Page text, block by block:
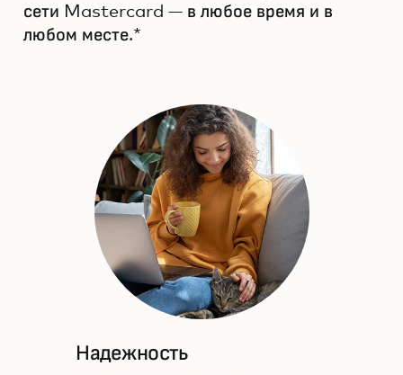
сети Mastercard — в любое время и в
любом месте.*
Надежность